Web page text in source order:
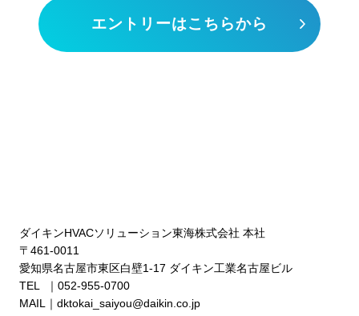
エントリーはこちらから
ダイキンHVACソリューション東海株式会社 本社
〒461-0011
愛知県名古屋市東区白壁1-17 ダイキン工業名古屋ビル
TEL ｜052-955-0700
MAIL｜dktokai_saiyou@daikin.co.jp